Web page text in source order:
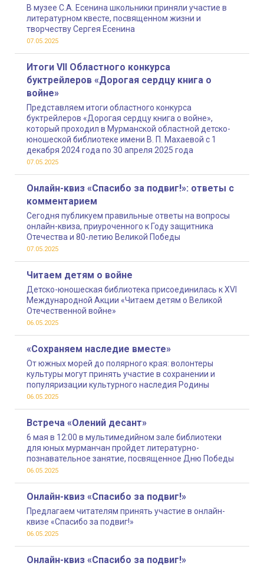
В музее С.А. Есенина школьники приняли участие в
литературном квесте, посвященном жизни и
творчеству Сергея Есенина
07.05.2025
Итоги VII Областного конкурса
буктрейлеров «Дорогая сердцу книга о
войне»
Представляем итоги областного конкурса
буктрейлеров «Дорогая сердцу книга о войне»,
который проходил в Мурманской областной детско-
юношеской библиотеке имени В. П. Махаевой с 1
декабря 2024 года по 30 апреля 2025 года
07.05.2025
Онлайн-квиз «Спасибо за подвиг!»: ответы с
комментарием
Сегодня публикуем правильные ответы на вопросы
онлайн-квиза, приуроченного к Году защитника
Отечества и 80-летию Великой Победы
07.05.2025
Читаем детям о войне
Детско-юношеская библиотека присоединилась к XVI
Международной Акции «Читаем детям о Великой
Отечественной войне»
06.05.2025
«Сохраняем наследие вместе»
От южных морей до полярного края: волонтеры
культуры могут принять участие в сохранении и
популяризации культурного наследия Родины
06.05.2025
Встреча «Олений десант»
6 мая в 12:00 в мультимедийном зале библиотеки
для юных мурманчан пройдет литературно-
познавательное занятие, посвященное Дню Победы
06.05.2025
Онлайн-квиз «Спасибо за подвиг!»
Предлагаем читателям принять участие в онлайн-
квизе «Спасибо за подвиг!»
06.05.2025
Онлайн-квиз «Спасибо за подвиг!»